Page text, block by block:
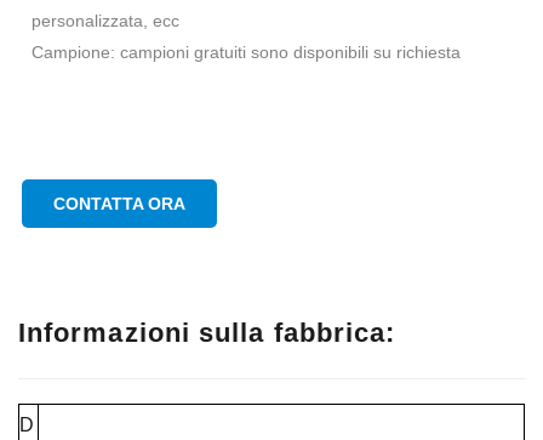
personalizzata, ecc
Campione: campioni gratuiti sono disponibili su richiesta
CONTATTA ORA
Informazioni sulla fabbrica:
D